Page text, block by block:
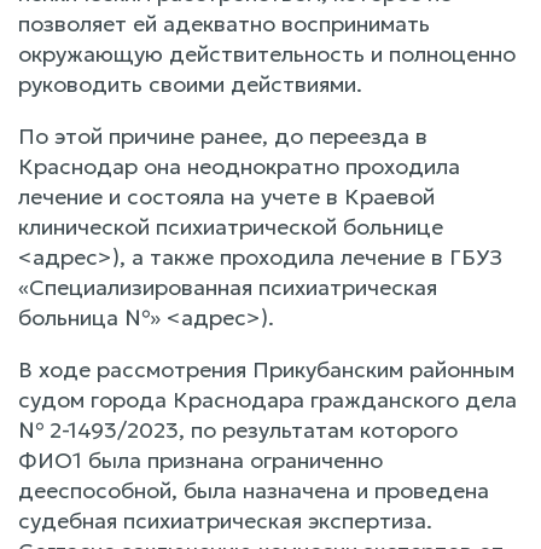
позволяет ей адекватно воспринимать
окружающую действительность и полноценно
руководить своими действиями.
По этой причине ранее, до переезда в
Краснодар она неоднократно проходила
лечение и состояла на учете в Краевой
клинической психиатрической больнице
<адрес>), а также проходила лечение в ГБУЗ
«Специализированная психиатрическая
больница №» <адрес>).
В ходе рассмотрения Прикубанским районным
судом города Краснодара гражданского дела
№ 2-1493/2023, по результатам которого
ФИО1 была признана ограниченно
дееспособной, была назначена и проведена
судебная психиатрическая экспертиза.